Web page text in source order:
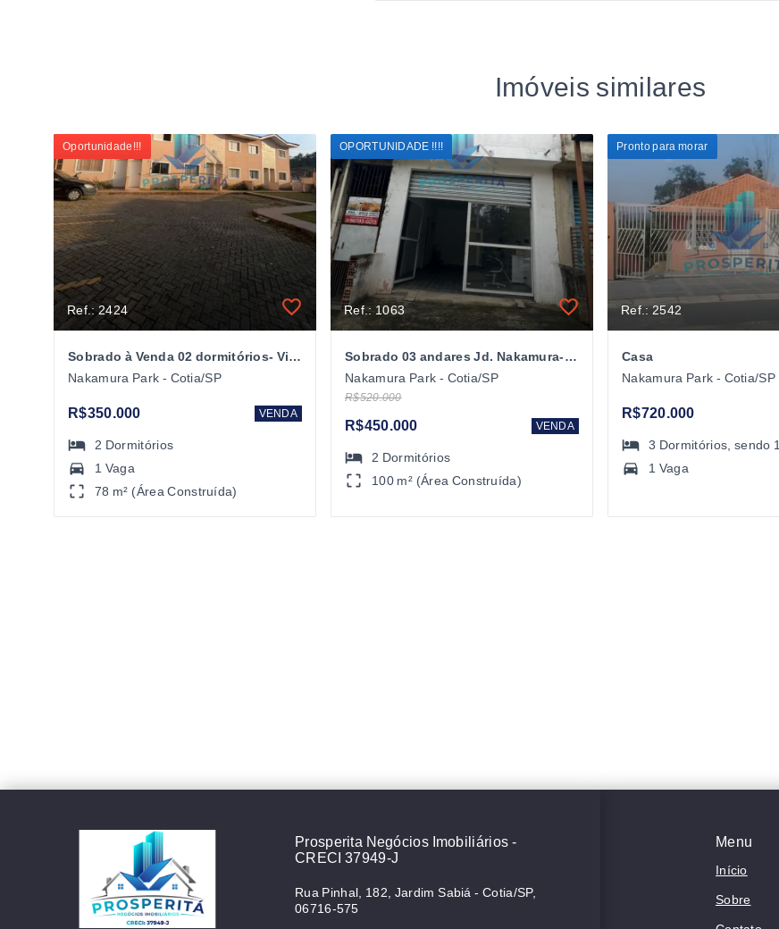
Imóveis similares
Oportunidade!!!
Ref.: 2424
Sobrado à Venda 02 dormitórios- Vilagio Nakamura -Cotia/SP
Nakamura Park - Cotia/SP
R$350.000 VENDA
2 Dormitórios
1 Vaga
78 m² (Área Construída)
OPORTUNIDADE !!!!
Ref.: 1063
Sobrado 03 andares Jd. Nakamura- Cotia/SP
Nakamura Park - Cotia/SP
R$520.000
R$450.000 VENDA
2 Dormitórios
100 m² (Área Construída)
Pronto para morar
Ref.: 2542
Casa
Nakamura Park - Cotia/SP
R$720.000
3 Dormitórios , sendo 1
1 Vaga
Menu
Início
Sobre
Prosperita Negócios Imobiliários -
CRECI 37949-J
Rua Pinhal, 182, Jardim Sabiá - Cotia/SP,
06716-575